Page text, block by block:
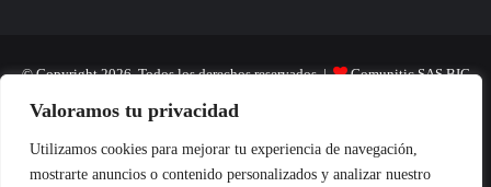
Valoramos tu privacidad
Utilizamos cookies para mejorar tu experiencia de navegación,
mostrarte anuncios o contenido personalizados y analizar nuestro
© Copyright 2026, Todos los derechos reservados | Comunitic SAS BIC
Nit 901228106
Home Actualidad Variedades Opinion Turismo Deportes
El Tinteadero Caricaturas Reportajes